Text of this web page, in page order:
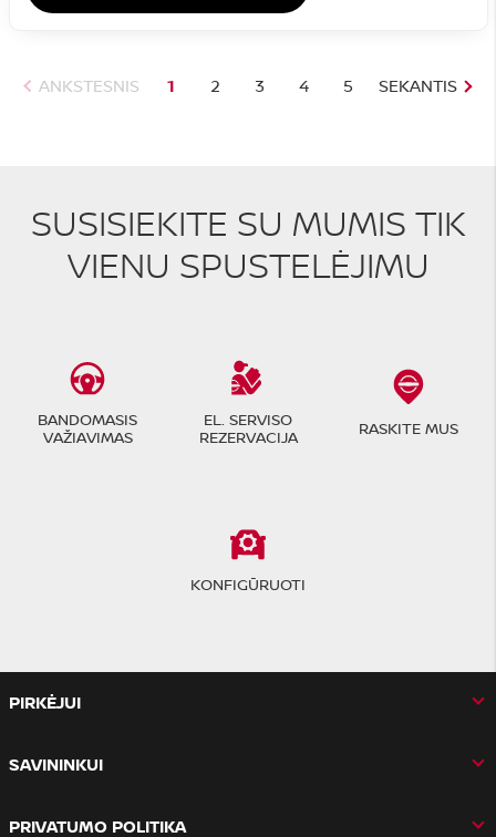
ANKSTESNIS SEKANTIS
1 2 3 4 5
SUSISIEKITE SU MUMIS TIK
VIENU SPUSTELĖJIMU
BANDOMASIS
VAŽIAVIMAS
EL. SERVISO
REZERVACIJA
RASKITE MUS
KONFIGŪRUOTI
PIRKĖJUI
SAVININKUI
PRIVATUMO POLITIKA